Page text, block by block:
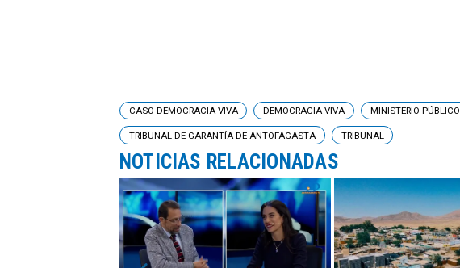
CASO DEMOCRACIA VIVA DEMOCRACIA VIVA MINISTERIO PÚBLICO
TRIBUNAL DE GARANTÍA DE ANTOFAGASTA TRIBUNAL
NOTICIAS RELACIONADAS